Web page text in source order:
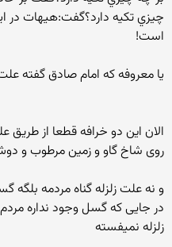
چيزي تكيه دارد؟گفت:هيهات در
است!
یا معروفه که امام صادق گفته علت
الان این دو خرافه قطعا از
روی شاخ گاو و زمین مرطوب و
و نه علت زلزله گناه مردمه بلگه
در جایی که گسل وجود نداره
زلزله نمیفسته